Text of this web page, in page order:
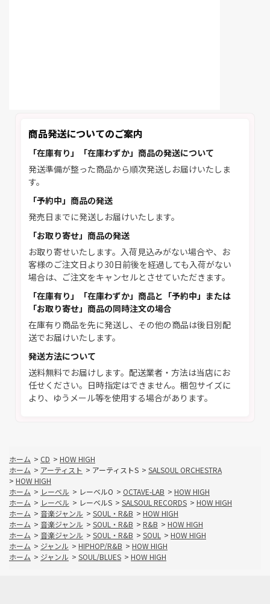
商品発送についてのご案内
「在庫有り」「在庫わずか」商品の発送について
発送準備が整った商品から順次発送しお届けいたしま
す。
「予約中」商品の発送
発売日までに発送しお届けいたします。
「お取り寄せ」商品の発送
お取り寄せいたします。入荷見込みがない場合や、お
客様のご注文日より30日前後を経過しても入荷がない
場合は、ご注文をキャンセルとさせていただきます。
「在庫有り」「在庫わずか」商品と「予約中」または
「お取り寄せ」商品の同時注文の場合
在庫有り商品を先に発送し、その他の商品は後日別配
送でお届けいたします。
発送方法について
送料無料でお届けします。配送業者・方法は当店にお
任せください。日時指定はできません。梱包サイズに
より、ゆうメール等を使用する場合があります。
ホーム > CD > HOW HIGH
ホーム > アーティスト > アーティストS > SALSOUL ORCHESTRA
> HOW HIGH
ホーム > レーベル > レーベルO > OCTAVE-LAB > HOW HIGH
ホーム > レーベル > レーベルS > SALSOUL RECORDS > HOW HIGH
ホーム > 音楽ジャンル > SOUL・R&B > HOW HIGH
ホーム > 音楽ジャンル > SOUL・R&B > R&B > HOW HIGH
ホーム > 音楽ジャンル > SOUL・R&B > SOUL > HOW HIGH
ホーム > ジャンル > HIPHOP/R&B > HOW HIGH
ホーム > ジャンル > SOUL/BLUES > HOW HIGH